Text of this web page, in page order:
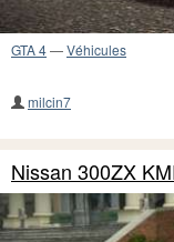
GTA 4—Véhicules
milcin7
Nissan 300ZX